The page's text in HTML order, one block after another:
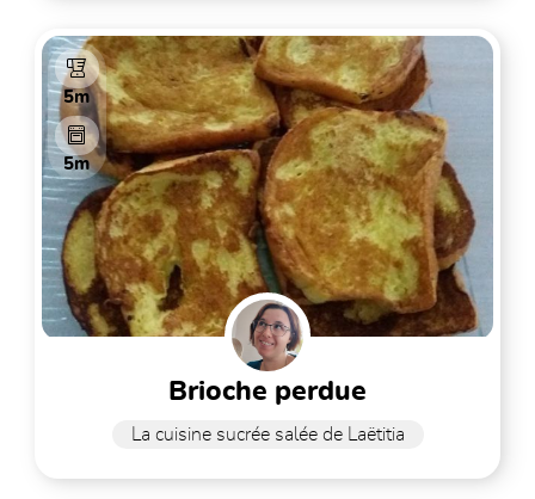
5m
5m
brioche perdue
La cuisine sucrée salée de Laëtitia